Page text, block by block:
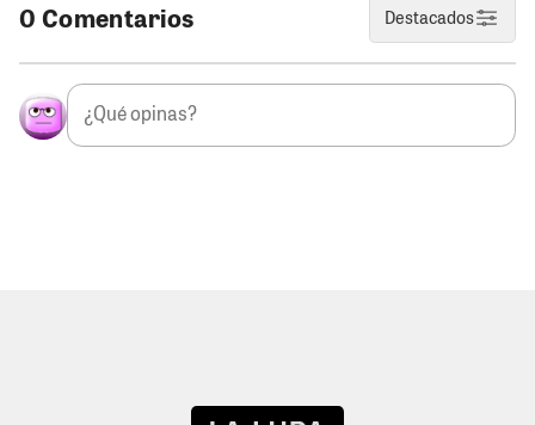
0 Comentarios Destacados